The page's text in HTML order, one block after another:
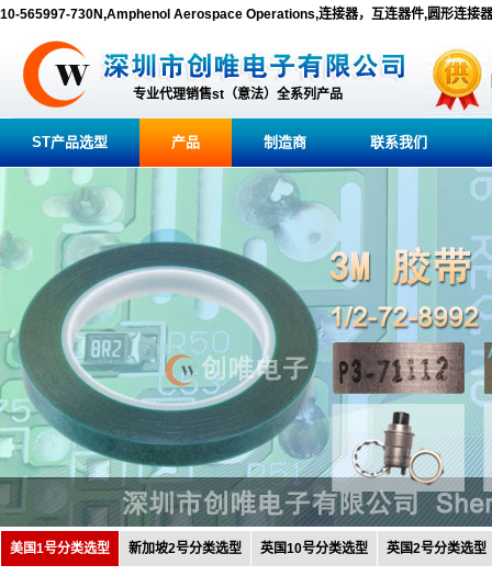
10-565997-730N,Amphenol Aerospace Operations,连接器，互连器件,圆形连接器
专业代理销售st（意法）全系列产品
ST产品选型 产品 制造商 联系我们
美国1号分类选型 新加坡2号分类选型 英国10号分类选型 英国2号分类选型